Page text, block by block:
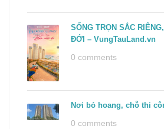
SỐNG TRỌN SẮC
ĐỚI – VungTauLand.vn
0 comments
Nơi bỏ hoang, chỗ thi
0 comments